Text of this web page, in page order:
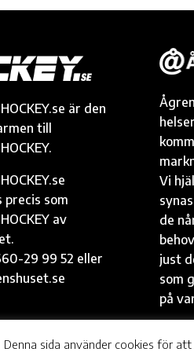
är den
till
precis som
av
29 99 52 eller
Vi
de
just
som
på
| agrenshuset.se
Denna sida använder cookies för